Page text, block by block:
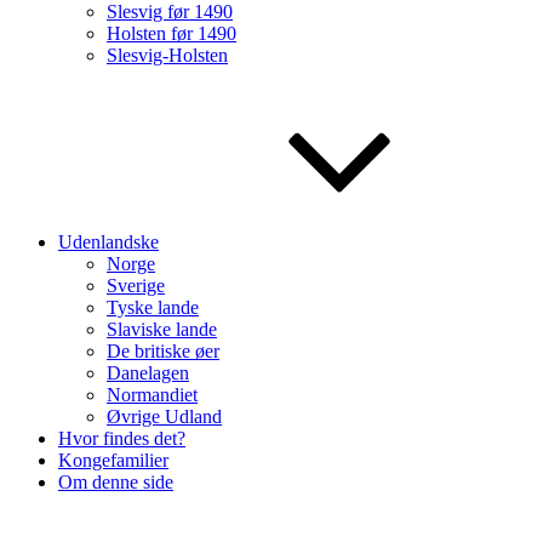
Slesvig før 1490
Holsten før 1490
Slesvig-Holsten
Udenlandske
Norge
Sverige
Tyske lande
Slaviske lande
De britiske øer
Danelagen
Normandiet
Øvrige Udland
Hvor findes det?
Kongefamilier
Om denne side